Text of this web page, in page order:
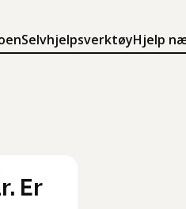
SelvhjelpsverktøyHjelp
Er